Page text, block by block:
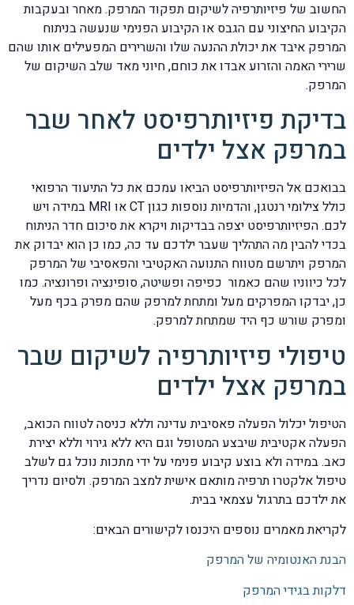
החשוב של פיזיותרפיה לשיקום תפקוד המרפק. מאחר ובעקבות
הקיבוע החיצוני עם הגבס או הקיבוע הפנימי שנעשה בניתוח
המרפק איבד את יכולת ההנעה שלו והשרירים המפעילים אותו שהם
שרירי האמה והזרוע אבדו את כוחם, חיוני מאד שלב השיקום של
המרפק.
בדיקת פיזיותרפיסט לאחר שבר
במרפק אצל ילדים
בבואכם אל הפיזיותרפיסט הביאו עמכם את כל התיעוד הרפואי
כולל צילומי רנטגן, והדמיות נוספות כגון CT או MRI במידה ויש
לכם. הפיזיותרפיסט יצפה בבדיקות ויקרא את סיכום חדר הניתוח
בכדי להבין מה התהליך שעבר ילדכם עד כה, כמו כן הוא יבדוק את
המרפק ויתרשם מטווח התנועה האקטיבי והפאסיבי של המרפק
לכל כיווניו שהם כאמור כפיפה ופשיטה, סופינציה ופרונציה. כמו
כן, יבדקו המפרקים מעל ומתחת למרפק שהם מפרק בכף מעל
ומפרק שורש כף היד שמתחת למרפק.
טיפולי פיזיותרפיה לשיקום שבר
במרפק אצל ילדים
הטיפול יכלול הפעלה פאסיבית עדינה וללא כניסה לטווח הכואב,
הפעלה אקטיבית שיבצע המטופל וגם היא ללא גירוי וללא יצירת
כאב. במידה ולא בוצע קיבוע פנימי על ידי מתכות נוכל גם לשלב
טיפול אלקטרו תרפיה מותאם אישית למצב המרפק. ולסיום נדריך
את ילדכם בתרגול עצמאי בבית.
לקריאת מאמרים נוספים היכנסו לקישורים הבאים:
הבנת האנטומיה של המרפק
דלקות בגידי המרפק